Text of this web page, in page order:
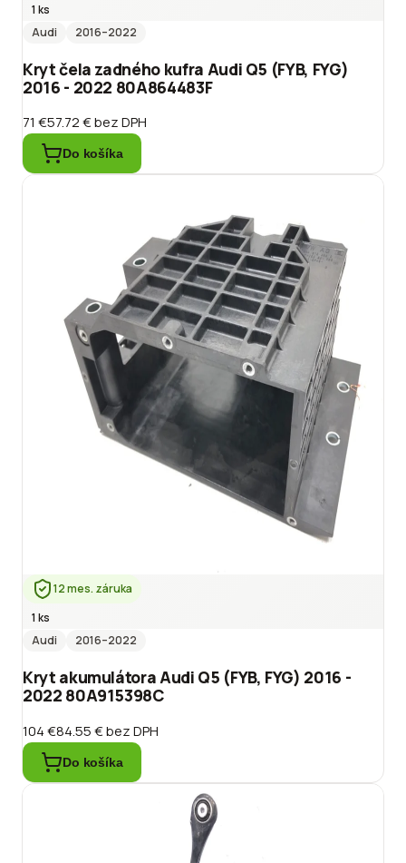
1 ks
Audi
2016–2022
Kryt čela zadného kufra Audi Q5 (FYB, FYG)
2016 - 2022 80A864483F
71 €57.72 €bez DPH
Do košíka
12 mes. záruka
1 ks
Audi
2016–2022
Kryt akumulátora Audi Q5 (FYB, FYG) 2016 -
2022 80A915398C
104 €84.55 €bez DPH
Do košíka